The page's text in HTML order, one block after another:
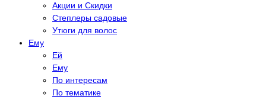
Акции и Скидки
Степлеры садовые
Утюги для волос
Eму
Eй
Eму
По интересам
По тематике